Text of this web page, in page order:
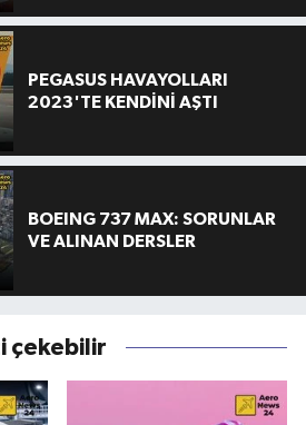
PEGASUS HAVAYOLLARI
2023'TE KENDİNİ AŞTI
BOEING 737 MAX: SORUNLAR
VE ALINAN DERSLER
çekebilir